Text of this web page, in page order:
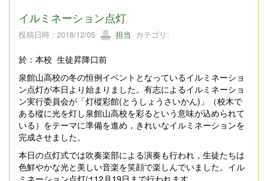
イルミネーション点灯
投稿日時 : 2018/12/05 担当 カテゴリ:
於：本校 生徒昇降口前
泉館山高校の冬の恒例イベントとなっているイルミネーショ
ン点灯が本日より始まりました。有志によるイルミネーショ
ン実行委員会が「灯樅彩館(とうしょうさいかん)」（校木で
ある樅に光を灯し泉館山高校を彩るという意味が込められて
いる）をテーマに準備を進め，きれいなイルミネーションを
完成させました。
本日の点灯式では吹奏楽部による演奏も行われ，生徒たちは
色鮮やかな光と美しい音楽を笑顔で楽しんでいました。 イル